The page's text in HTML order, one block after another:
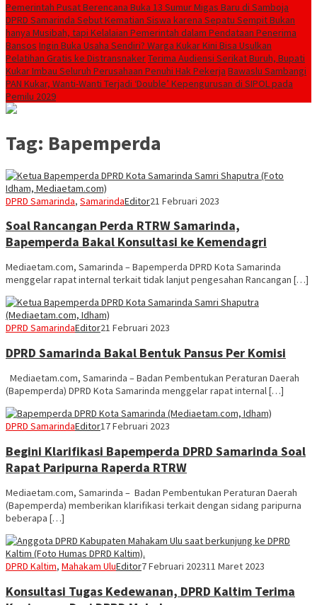
Pemerintah Pusat Berencana Buka 13 Sumur Migas Baru di Samboja
DPRD Samarinda Sebut Kematian Siswa karena Sepatu Sempit Bukan
hanya Musibah, tapi Kelalaian Pemerintah dalam Pendataan Penerima
Bansos Ingin Buka Usaha Sendiri? Warga Kukar Kini Bisa Usulkan
Pelatihan Gratis ke DistransnakerTerima Audiensi Serikat Buruh, Bupati
Kukar Imbau Seluruh Perusahaan Penuhi Hak Pekerja Bawaslu Sambangi
PAN Kukar, Wanti-Wanti Terjadi ‘Double’ Kepengurusan di SIPOL pada
Pemilu 2029
Tag: Bapemperda
DPRD Samarinda, SamarindaEditor21 Februari 2023
Soal Rancangan Perda RTRW Samarinda,
Bapemperda Bakal Konsultasi ke Kemendagri
Mediaetam.com, Samarinda – Bapemperda DPRD Kota Samarinda
menggelar rapat internal terkait tidak lanjut pengesahan Rancangan […]
DPRD SamarindaEditor21 Februari 2023
DPRD Samarinda Bakal Bentuk Pansus Per Komisi
Mediaetam.com, Samarinda – Badan Pembentukan Peraturan Daerah
(Bapemperda) DPRD Kota Samarinda menggelar rapat internal […]
DPRD SamarindaEditor17 Februari 2023
Begini Klarifikasi Bapemperda DPRD Samarinda Soal
Rapat Paripurna Raperda RTRW
Mediaetam.com, Samarinda – Badan Pembentukan Peraturan Daerah
(Bapemperda) memberikan klarifikasi terkait dengan sidang paripurna
beberapa […]
DPRD Kaltim, Mahakam UluEditor7 Februari 202311 Maret 2023
Konsultasi Tugas Kedewanan, DPRD Kaltim Terima